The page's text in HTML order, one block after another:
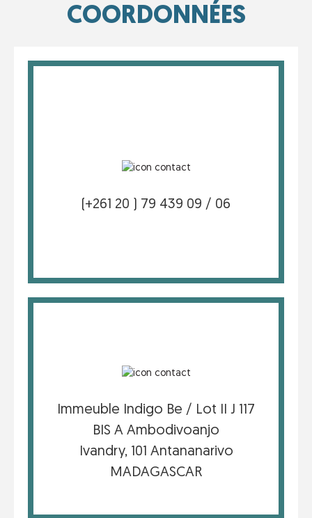
COORDONNÉES
(+261 20 ) 79 439 09 / 06
Immeuble Indigo Be / Lot II J 117
BIS A Ambodivoanjo
Ivandry, 101 Antananarivo
MADAGASCAR